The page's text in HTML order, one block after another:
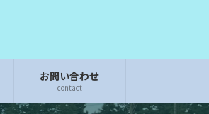
お問い合わせ
contact